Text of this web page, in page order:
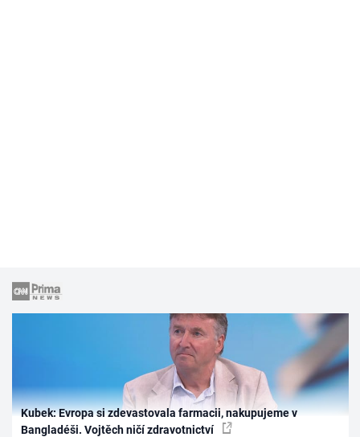
Kubek: Evropa si zdevastovala farmacii, nakupujeme v
Bangladéši. Vojtěch ničí zdravotnictví